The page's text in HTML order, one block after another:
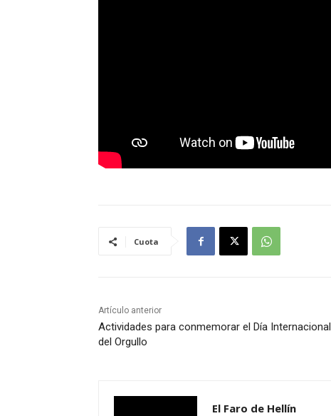
Cuota
Artículo anterior
Actividades para conmemorar el Día Internacional
del Orgullo
El Faro de Hellín